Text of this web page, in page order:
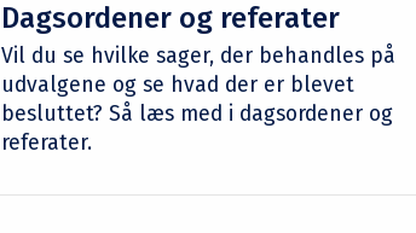
Dagsordener og referater
Vil du se hvilke sager, der behandles på
udvalgene og se hvad der er blevet
besluttet? Så læs med i dagsordener og
referater.